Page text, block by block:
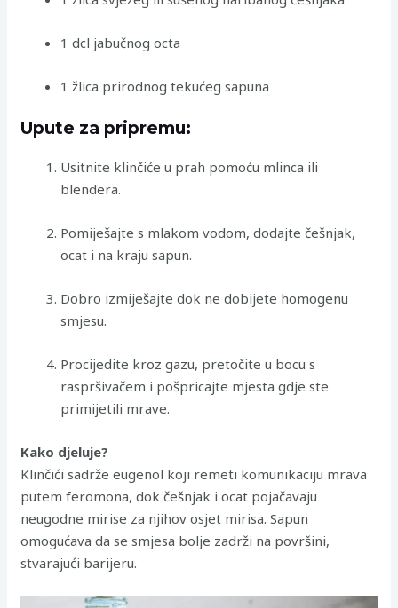
1 dcl jabučnog octa
1 žlica prirodnog tekućeg sapuna
Upute za pripremu:
Usitnite klinčiće u prah pomoću mlinca ili
blendera.
Pomiješajte s mlakom vodom, dodajte češnjak,
ocat i na kraju sapun.
Dobro izmiješajte dok ne dobijete homogenu
smjesu.
Procijedite kroz gazu, pretočite u bocu s
raspršivačem i pošpricajte mjesta gdje ste
primijetili mrave.
Kako djeluje?
Klinčići sadrže eugenol koji remeti komunikaciju mrava
putem feromona, dok češnjak i ocat pojačavaju
neugodne mirise za njihov osjet mirisa. Sapun
omogućava da se smjesa bolje zadrži na površini,
stvarajući barijeru.